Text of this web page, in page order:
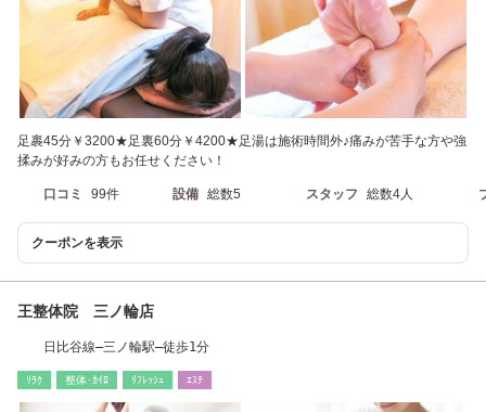
足裹45分￥3200★足裏60分￥4200★足湯は施術時間外♪痛みが苦手な方や強
揉みが好みの方もお任せください！
口コミ 99件 設備 総数5 スタッフ 総数4人
クーポンを表示
王整体院 三ノ輪店
日比谷線―三ノ輪駅―徒歩1分
ﾘﾗｸ 整体･ｶｲﾛ ﾘﾌﾚｯｼｭ ｴｽﾃ